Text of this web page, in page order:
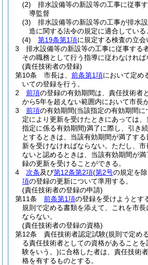
(2)
排水設備等の新設等の工事に従事
導監督
(3)
排水設備等の新設等の工事が排水
造に関する法令の規定に適合している
(4)
第19条第1項に規定する検査の立会
3
排水設備等の新設等の工事に従事する
その職務として行う指導に従わなければ
(責任技術者の登録)
第10条
市長は、 前条第1項において定め
いての登録を行う。
2
前項の登録の有効期間は、責任技術者
から5年を超えない範囲内において市長
3
前項の有効期間(当該指定の有効期間に
定により更新を受けたときにあっては
指定に係る有効期間)満了に際し、引き
とするときは、当該有効期間が満了す
新を受けなければならない。 ただし、
ないと認めるときは、当該有効期間が
録の更新を受けることができる。
4
次条及び第12条第2項(第2号の規定を
項の登録の更新について準用する。
(責任技術者の登録の申請)
第11条
前条第1項の登録を受けようとす
規則で定める書類を添えて、これを市
ならない。
(責任技術者の登録の資格)
第12条
責任技術者認定試験(規則で定め
る責任技術者としての資格があること
験をいう。)に合格した者は、責任技術
格を有するものとする。